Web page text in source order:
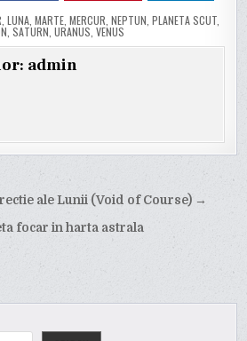
LUNA MARTE MERCUR NEPTUN PLANETA SCUT
SATURN URANUS VENUS
admin
ale Lunii (Void of Course) →
focar in harta astrala